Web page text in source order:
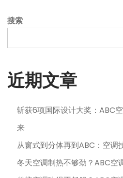
搜索
近期文章
斩获6项国际设计大奖：ABC
来
从窗式到分体再到ABC：空调
冬天空调制热不够劲？ABC空